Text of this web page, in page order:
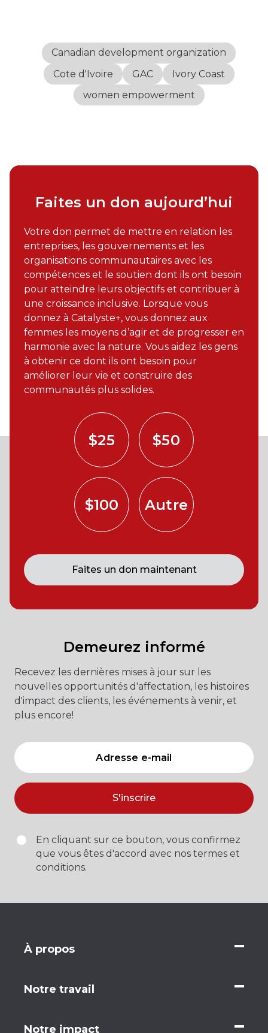
Canadian development organization
Cote d'Ivoire
GAC
Ivory Coast
women empowerment
Faites un don aujourd’hui
Votre don permet de mettre en relation les
entreprises, les gouvernements et les
organisations communautaires avec les
compétences et le soutien dont ils ont besoin
pour atteindre leurs objectifs et contribuer à
une croissance inclusive. Lorsque vous
donnez à Catalyste+, vous donnez aux
femmes les moyens d’agir et de progresser en
harmonie avec la nature. Vous aidez les gens
à obtenir ce dont ils ont besoin pour
améliorer leur vie et construire des
communautés plus solides.
$25 $50
$100 Autre
Faites un don maintenant
Demeurez informé
Recevez les dernières mises à jour sur les
nouvelles opportunités d'affectation, les histoires
d'impact des clients, les événements à venir, et
plus encore!
S'inscrire
En cliquant sur ce bouton, vous confirmez
que vous êtes d'accord avec nos termes et
conditions.
À propos
Notre travail
Notre impact